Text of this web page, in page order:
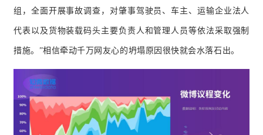
组，全面开展事故调查，对肇事驾驶员、车主、运输企业法人
代表以及货物装载码头主要负责人和管理人员等依法采取强制
措施。 ”相信牵动千万网友心的坍塌原因很快就会水落石出。